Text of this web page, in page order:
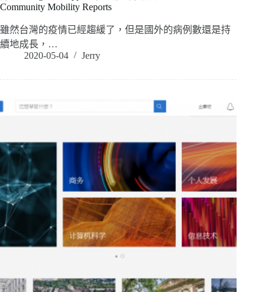
Community Mobility Reports
雖然台灣的疫情已經趨緩了，但是國外的病例數還是持
續地成長，…
2020-05-04
Jerry